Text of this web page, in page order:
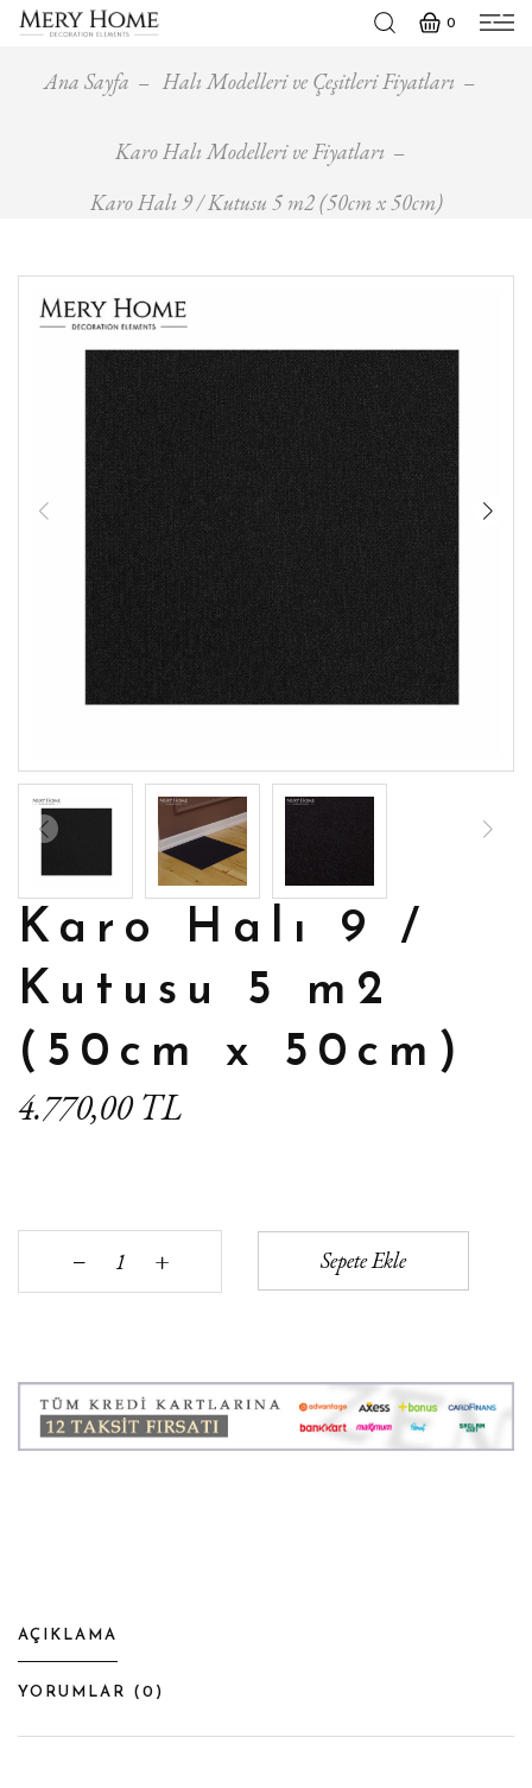
0
Ana Sayfa Halı Modelleri ve Çeşitleri Fiyatları
Karo Halı Modelleri ve Fiyatları
Karo Halı 9 / Kutusu 5 m2 (50cm x 50cm)
Karo Halı 9 /
Kutusu 5 m2
(50cm x 50cm)
4.770,00 TL
‒ + Sepete Ekle
AÇIKLAMA
YORUMLAR ( 0 )